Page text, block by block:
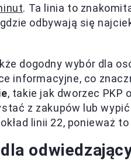
. Ta linia to
odbywają się
dogodny wybór dla
informacyjne, co
, takie jak dworzec PKP
z zakupów lub
linii 22, ponieważ